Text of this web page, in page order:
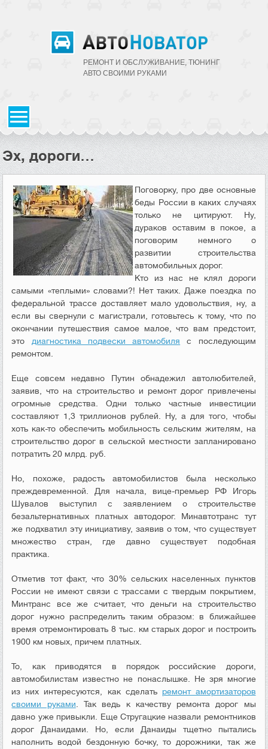
РЕМОНТ И ОБСЛУЖИВАНИЕ, ТЮНИНГ
АВТО CВОИМИ РУКАМИ
Эх, дороги…
Поговорку, про две основные
беды России в каких случаях
только не цитируют. Ну,
дураков оставим в покое, а
поговорим немного о
развитии строительства
автомобильных дорог.
Кто из нас не клял дороги
самыми «теплыми» словами?! Нет таких. Даже поездка по
федеральной трассе доставляет мало удовольствия, ну, а
если вы свернули с магистрали, готовьтесь к тому, что по
окончании путешествия самое малое, что вам предстоит,
это диагностика подвески автомобиля с последующим
ремонтом.
Еще совсем недавно Путин обнадежил автолюбителей,
заявив, что на строительство и ремонт дорог привлечены
огромные средства. Одни только частные инвестиции
составляют 1,3 триллионов рублей. Ну, а для того, чтобы
хоть как-то обеспечить мобильность сельским жителям, на
строительство дорог в сельской местности запланировано
потратить 20 млрд. руб.
Но, похоже, радость автомобилистов была несколько
преждевременной. Для начала, вице-премьер РФ Игорь
Шувалов выступил с заявлением о строительстве
безальтернативных платных автодорог. Минавтотранс тут
же подхватил эту инициативу, заявив о том, что существует
множество стран, где давно существует подобная
практика.
Отметив тот факт, что 30% сельских населенных пунктов
России не имеют связи с трассами с твердым покрытием,
Минтранс все же считает, что деньги на строительство
дорог нужно распределить таким образом: в ближайшее
время отремонтировать 8 тыс. км старых дорог и построить
1900 км новых, причем платных.
То, как приводятся в порядок российские дороги,
автомобилистам известно не понаслышке. Не зря многие
из них интересуются, как сделать ремонт амортизаторов
своими руками . Так ведь к качеству ремонта дорог мы
давно уже привыкли. Еще Стругацкие назвали ремонтников
дорог Данаидами. Но, если Данаиды тщетно пытались
наполнить водой бездонную бочку, то дорожники, так же